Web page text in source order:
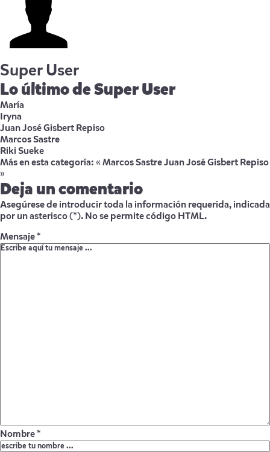
Super User
Lo último de Super User
María
Iryna
Juan José Gisbert Repiso
Marcos Sastre
Riki Sueke
Más en esta categoría: « Marcos SastreJuan José Gisbert Repiso
»
Deja un comentario
Asegúrese de introducir toda la información requerida, indicada
por un asterisco (*). No se permite código HTML.
Mensaje *
Nombre *